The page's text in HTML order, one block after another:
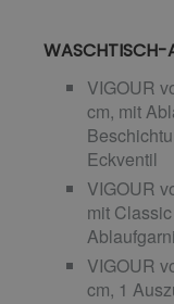
WASCHTISCH-
VIGOUR
cm, mit
Eckventil
VIGOUR
mit
VIGOUR
cm, 1